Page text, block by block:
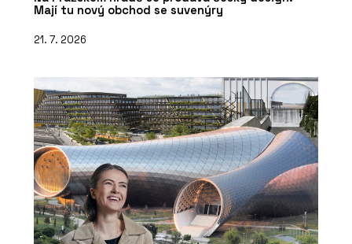
Mají tu nový obchod se suvenýry
21. 7. 2026